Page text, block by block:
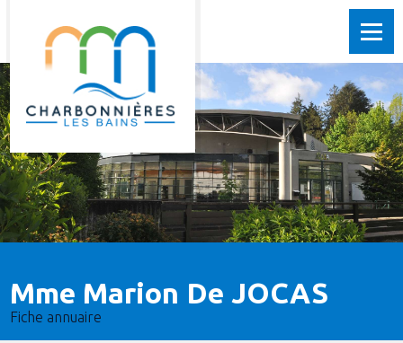
Mme Marion De JOCAS
Fiche annuaire